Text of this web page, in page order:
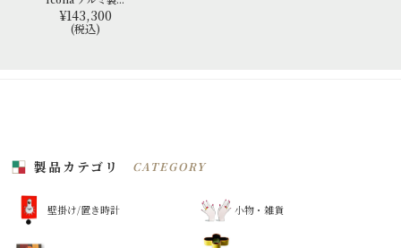
¥143,300
(税込)
製品カテゴリ CATEGORY
壁掛け/置き時計 小物・雑貨